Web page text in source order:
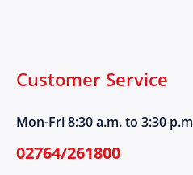
Customer Service
Mon-Fri 8:30 a.m. to 3:30 p.m
02764/261800